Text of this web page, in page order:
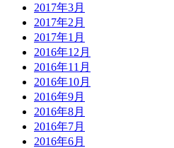
2017年3月
2017年2月
2017年1月
2016年12月
2016年11月
2016年10月
2016年9月
2016年8月
2016年7月
2016年6月